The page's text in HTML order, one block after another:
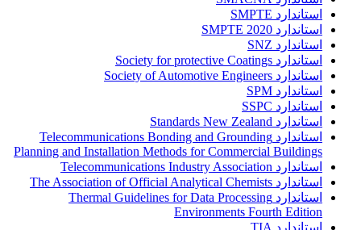
استاندارد SMPTE
استاندارد SMPTE 2020
استاندارد SNZ
استاندارد Society for protective Coatings
استاندارد Society of Automotive Engineers
استاندارد SPM
استاندارد SSPC
استاندارد Standards New Zealand
استاندارد Telecommunications Bonding and Grounding
Planning and Installation Methods for Commercial Buildings
استاندارد Telecommunications Industry Association
استاندارد The Association of Official Analytical Chemists
استاندارد Thermal Guidelines for Data Processing
Environments Fourth Edition